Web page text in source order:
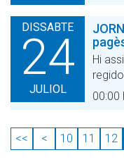
DISSABTE
24
JULIOL
Hi
00:00
<< < 10 11 12